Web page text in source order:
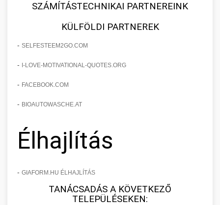
SZÁMÍTÁSTECHNIKAI PARTNEREINK
KÜLFÖLDI PARTNEREK
- SELFESTEEM2GO.COM
- I-LOVE-MOTIVATIONAL-QUOTES.ORG
- FACEBOOK.COM
- BIOAUTOWASCHE.AT
Élhajlítás
- GIAFORM.HU ÉLHAJLÍTÁS
TANÁCSADÁS A KÖVETKEZŐ
TELEPÜLÉSEKEN: